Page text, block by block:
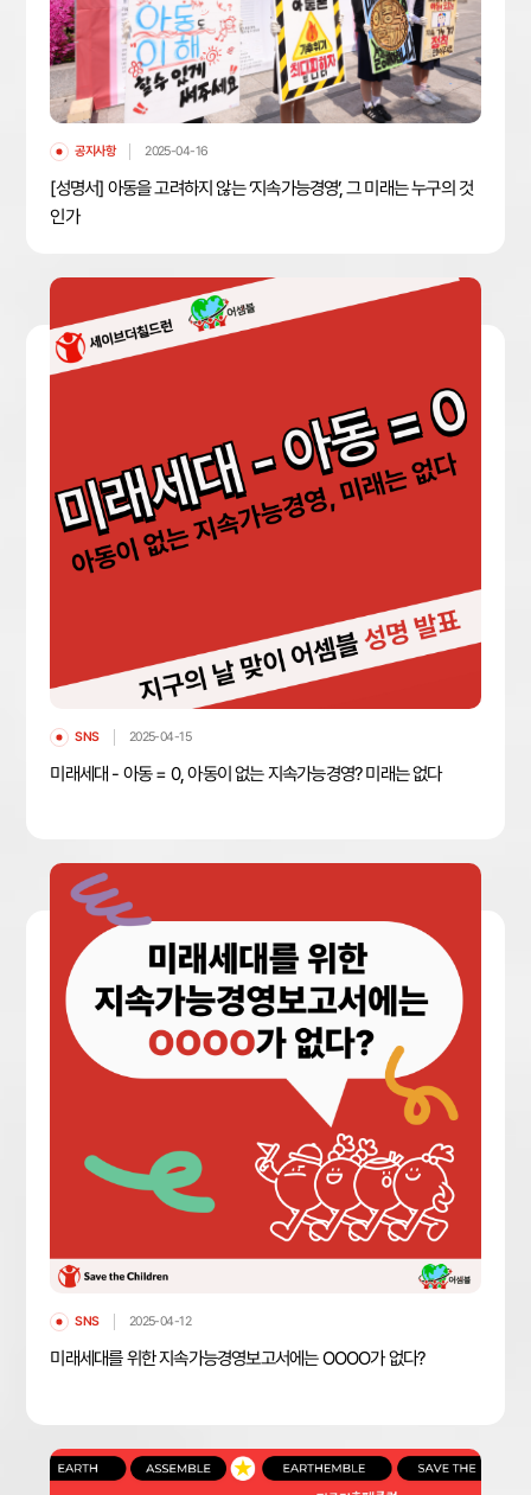
공지사항 2025-04-16
[성명서] 아동을 고려하지 않는 ‘지속가능경영’, 그 미래는 누구의 것
인가
SNS 2025-04-15
미래세대 - 아동 = 0, 아동이 없는 지속가능경영? 미래는 없다
SNS 2025-04-12
미래세대를 위한 지속가능경영보고서에는 OOOO가 없다?